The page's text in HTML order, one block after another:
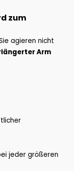
zum
agieren nicht
Arm
jeder größeren